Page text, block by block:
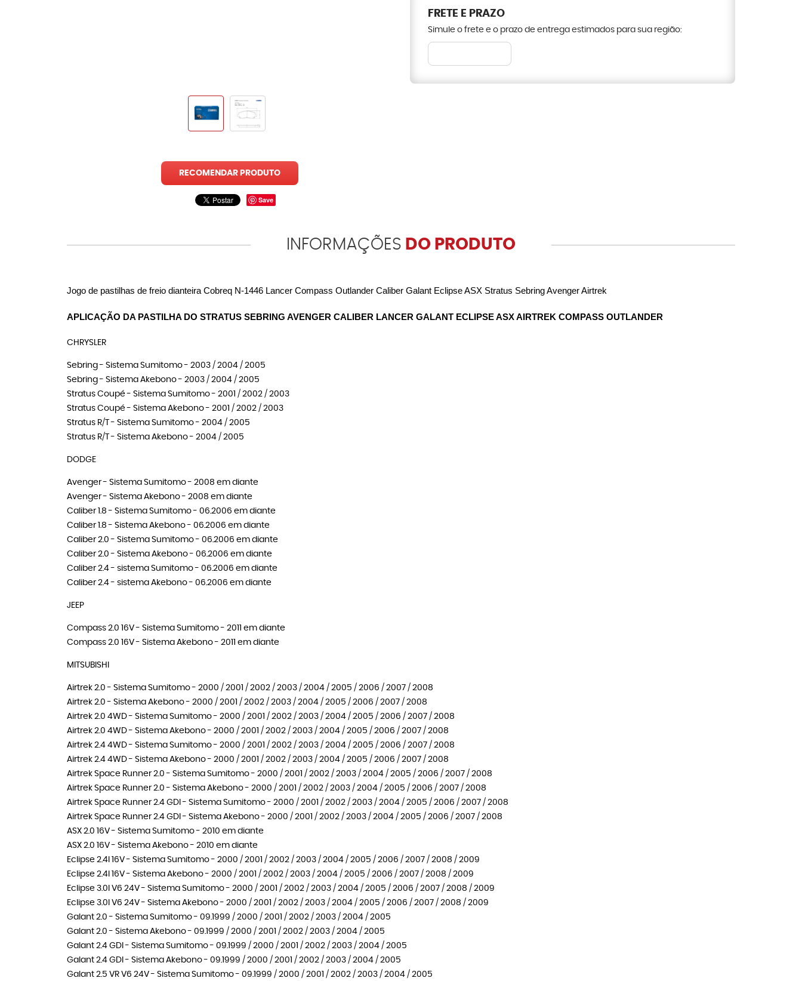
RECOMENDAR PRODUTO
Save
FRETE E PRAZO
Simule o frete e o prazo de entrega estimados para sua região:
INFORMAÇÕES DO PRODUTO
Jogo de pastilhas de freio dianteira Cobreq N-1446 Lancer Compass Outlander Caliber Galant Eclipse ASX Stratus Sebring Avenger Airtrek
APLICAÇÃO DA PASTILHA DO STRATUS SEBRING AVENGER CALIBER LANCER GALANT ECLIPSE ASX AIRTREK COMPASS OUTLANDER
CHRYSLER
Sebring - Sistema Sumitomo - 2003 / 2004 / 2005
Sebring - Sistema Akebono - 2003 / 2004 / 2005
Stratus Coupé - Sistema Sumitomo - 2001 / 2002 / 2003
Stratus Coupé - Sistema Akebono - 2001 / 2002 / 2003
Stratus R/T - Sistema Sumitomo - 2004 / 2005
Stratus R/T - Sistema Akebono - 2004 / 2005
DODGE
Avenger - Sistema Sumitomo - 2008 em diante
Avenger - Sistema Akebono - 2008 em diante
Caliber 1.8 - Sistema Sumitomo - 06.2006 em diante
Caliber 1.8 - Sistema Akebono - 06.2006 em diante
Caliber 2.0 - Sistema Sumitomo - 06.2006 em diante
Caliber 2.0 - Sistema Akebono - 06.2006 em diante
Caliber 2.4 - sistema Sumitomo - 06.2006 em diante
Caliber 2.4 - sistema Akebono - 06.2006 em diante
JEEP
Compass 2.0 16V - Sistema Sumitomo - 2011 em diante
Compass 2.0 16V - Sistema Akebono - 2011 em diante
MITSUBISHI
Airtrek 2.0 - Sistema Sumitomo - 2000 / 2001 / 2002 / 2003 / 2004 / 2005 / 2006 / 2007 / 2008
Airtrek 2.0 - Sistema Akebono - 2000 / 2001 / 2002 / 2003 / 2004 / 2005 / 2006 / 2007 / 2008
Airtrek 2.0 4WD - Sistema Sumitomo - 2000 / 2001 / 2002 / 2003 / 2004 / 2005 / 2006 / 2007 / 2008
Airtrek 2.0 4WD - Sistema Akebono - 2000 / 2001 / 2002 / 2003 / 2004 / 2005 / 2006 / 2007 / 2008
Airtrek 2.4 4WD - Sistema Sumitomo - 2000 / 2001 / 2002 / 2003 / 2004 / 2005 / 2006 / 2007 / 2008
Airtrek 2.4 4WD - Sistema Akebono - 2000 / 2001 / 2002 / 2003 / 2004 / 2005 / 2006 / 2007 / 2008
Airtrek Space Runner 2.0 - Sistema Sumitomo - 2000 / 2001 / 2002 / 2003 / 2004 / 2005 / 2006 / 2007 / 2008
Airtrek Space Runner 2.0 - Sistema Akebono - 2000 / 2001 / 2002 / 2003 / 2004 / 2005 / 2006 / 2007 / 2008
Airtrek Space Runner 2.4 GDI - Sistema Sumitomo - 2000 / 2001 / 2002 / 2003 / 2004 / 2005 / 2006 / 2007 / 2008
Airtrek Space Runner 2.4 GDI - Sistema Akebono - 2000 / 2001 / 2002 / 2003 / 2004 / 2005 / 2006 / 2007 / 2008
ASX 2.0 16V - Sistema Sumitomo - 2010 em diante
ASX 2.0 16V - Sistema Akebono - 2010 em diante
Eclipse 2.4I 16V - Sistema Sumitomo - 2000 / 2001 / 2002 / 2003 / 2004 / 2005 / 2006 / 2007 / 2008 / 2009
Eclipse 2.4I 16V - Sistema Akebono - 2000 / 2001 / 2002 / 2003 / 2004 / 2005 / 2006 / 2007 / 2008 / 2009
Eclipse 3.0I V6 24V - Sistema Sumitomo - 2000 / 2001 / 2002 / 2003 / 2004 / 2005 / 2006 / 2007 / 2008 / 2009
Eclipse 3.0I V6 24V - Sistema Akebono - 2000 / 2001 / 2002 / 2003 / 2004 / 2005 / 2006 / 2007 / 2008 / 2009
Galant 2.0 - Sistema Sumitomo - 09.1999 / 2000 / 2001 / 2002 / 2003 / 2004 / 2005
Galant 2.0 - Sistema Akebono - 09.1999 / 2000 / 2001 / 2002 / 2003 / 2004 / 2005
Galant 2.4 GDI - Sistema Sumitomo - 09.1999 / 2000 / 2001 / 2002 / 2003 / 2004 / 2005
Galant 2.4 GDI - Sistema Akebono - 09.1999 / 2000 / 2001 / 2002 / 2003 / 2004 / 2005
Galant 2.5 VR V6 24V - Sistema Sumitomo - 09.1999 / 2000 / 2001 / 2002 / 2003 / 2004 / 2005